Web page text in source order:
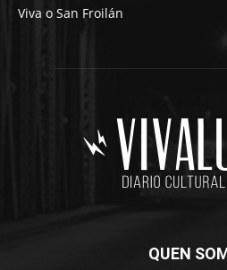
Viva o San Froilán
QUEN